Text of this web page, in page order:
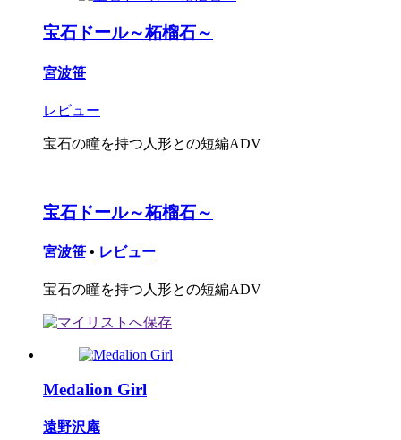
宝石ドール～柘榴石～
宮波笹
レビュー
宝石の瞳を持つ人形との短編ADV
宝石ドール～柘榴石～
宮波笹 • レビュー
宝石の瞳を持つ人形との短編ADV
Medalion Girl
遠野沢庵